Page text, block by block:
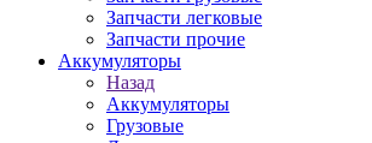
Запчасти легковые
Запчасти прочие
Аккумуляторы
Назад
Аккумуляторы
Грузовые